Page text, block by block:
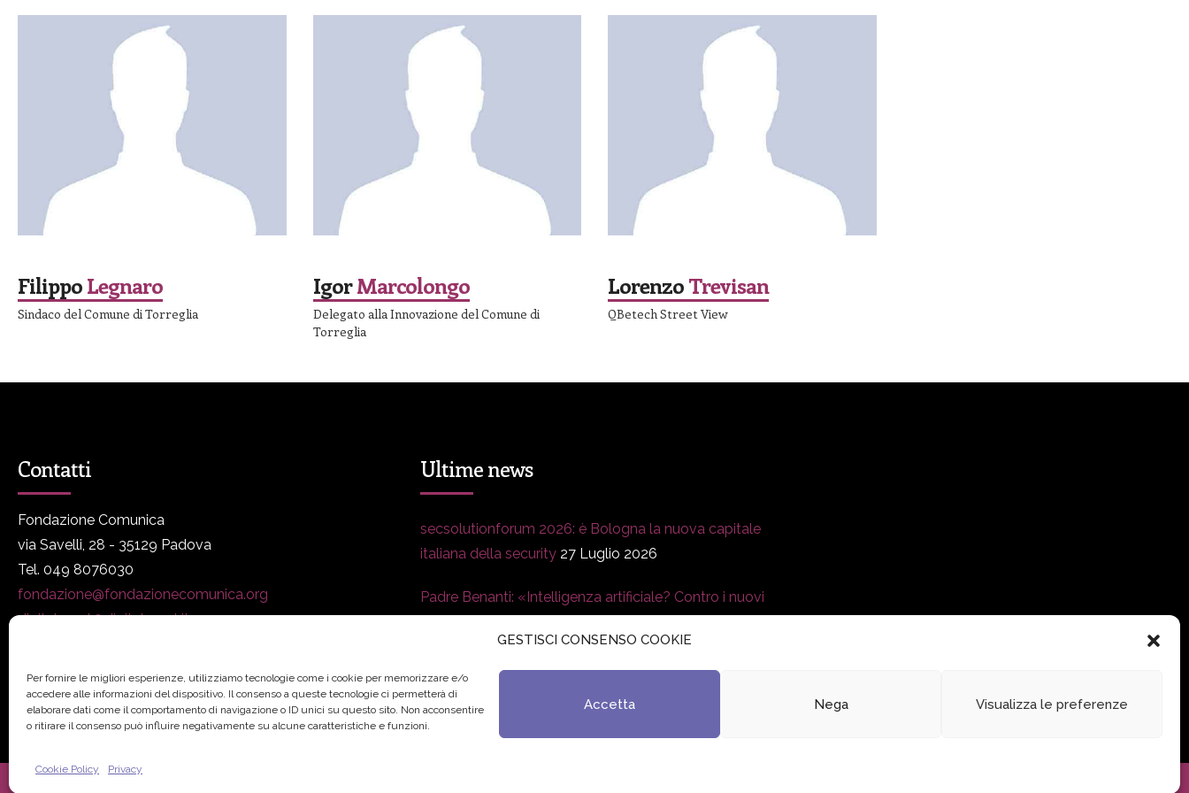
GESTISCI CONSENSO COOKIE
Per fornire le migliori esperienze, utilizziamo tecnologie come i cookie per memorizzare e/o
accedere alle informazioni del dispositivo. Il consenso a queste tecnologie ci permetterà di
elaborare dati come il comportamento di navigazione o ID unici su questo sito. Non acconsentire
o ritirare il consenso può influire negativamente su alcune caratteristiche e funzioni.
Accetta Nega Visualizza le preferenze
Cookie Policy Privacy
FilippoLegnaro
Sindaco del Comune di Torreglia
IgorMarcolongo
Delegato alla Innovazione del Comune di
Torreglia
LorenzoTrevisan
QBetech Street View
Contatti
Fondazione Comunica
via Savelli, 28 - 35129 Padova
Tel. 049 8076030
fondazione@fondazionecomunica.org
digitalmeet@digitalmeet.it
Ultime news
secsolutionforum 2026: è Bologna la nuova capitale
italiana della security 27 Luglio 2026
Padre Benanti: «Intelligenza artificiale? Contro i nuovi
21 Luglio 2026
Edvance – Digital Education Hub Higher Education
Giugno 2026